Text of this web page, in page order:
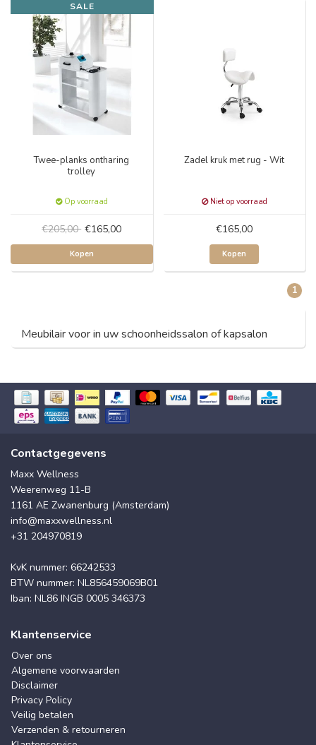
SALE
Twee-planks ontharing
trolley
Op voorraad
€205,00 €165,00
Kopen
Zadel kruk met rug - Wit
Niet op voorraad
€165,00
Kopen
1
Meubilair voor in uw schoonheidssalon of kapsalon
Contactgegevens
Maxx Wellness
Weerenweg 11-B
1161 AE Zwanenburg (Amsterdam)
info@maxxwellness.nl
+31 204970819
KvK nummer: 66242533
BTW nummer: NL856459069B01
Iban: NL86 INGB 0005 346373
Klantenservice
Over ons
Algemene voorwaarden
Disclaimer
Privacy Policy
Veilig betalen
Verzenden & retourneren